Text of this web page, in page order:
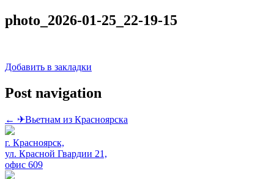
photo_2026-01-25_22-19-15
Добавить в закладки
Post navigation
← ✈Вьетнам из Красноярска
г. Красноярск,
ул. Красной Гвардии 21,
офис 609